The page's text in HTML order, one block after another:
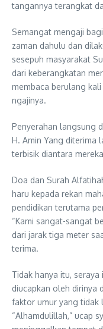
tangannya terangkat
Semangat mengaji
zaman dahulu dan
sesepuh masyarakat
dari keberangkatan
membaca berulang
ngajinya.
Penyerahan langsung
H. Amin Yang diterima
terbisik diantara
Doa dan Surah
haru kepada rekan
pendidikan terutama
“Kami sangat-sangat
dari jarak tiga meter
terima.
Tidak hanya itu,
diucapkan oleh dirinya
faktor umur yang tidak
“Alhamdulillah,” ucap